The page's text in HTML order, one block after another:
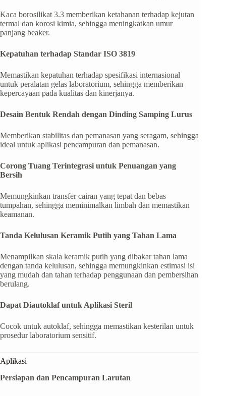
Kaca borosilikat 3.3 memberikan ketahanan terhadap kejutan
termal dan korosi kimia, sehingga meningkatkan umur
panjang beaker.
Kepatuhan terhadap Standar ISO 3819
Memastikan kepatuhan terhadap spesifikasi internasional
untuk peralatan gelas laboratorium, sehingga memberikan
kepercayaan pada kualitas dan kinerjanya.
Desain Bentuk Rendah dengan Dinding Samping Lurus
Memberikan stabilitas dan pemanasan yang seragam, sehingga
ideal untuk aplikasi pencampuran dan pemanasan.
Corong Tuang Terintegrasi untuk Penuangan yang
Bersih
Memungkinkan transfer cairan yang tepat dan bebas
tumpahan, sehingga meminimalkan limbah dan memastikan
keamanan.
Tanda Kelulusan Keramik Putih yang Tahan Lama
Menampilkan skala keramik putih yang dibakar tahan lama
dengan tanda kelulusan, sehingga memungkinkan estimasi isi
yang mudah dan tahan terhadap penggunaan dan pembersihan
berulang.
Dapat Diautoklaf untuk Aplikasi Steril
Cocok untuk autoklaf, sehingga memastikan kesterilan untuk
prosedur laboratorium sensitif.
Aplikasi
Persiapan dan Pencampuran Larutan